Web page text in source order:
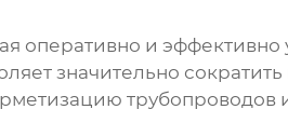
оперативно и эффективно
значительно сократить
трубопроводов